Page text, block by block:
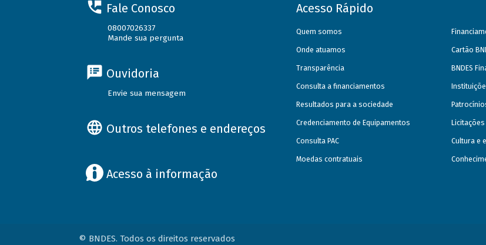
Fale Conosco
08007026337
Mande sua pergunta
Ouvidoria
Envie sua mensagem
Outros telefones e endereços
Acesso à informação
Acesso Rápido
Quem somos
Onde atuamos
Transparência
Consulta a financiamentos
Resultados para a sociedade
Credenciamento de Equipamentos
Consulta PAC
Moedas contratuais
Cartão
BNDES
Licitações
Cultura e
© BNDES. Todos os direitos reservados